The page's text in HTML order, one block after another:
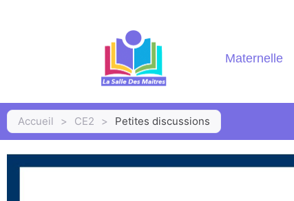
Maternelle
Accueil > CE2 > Petites discussions